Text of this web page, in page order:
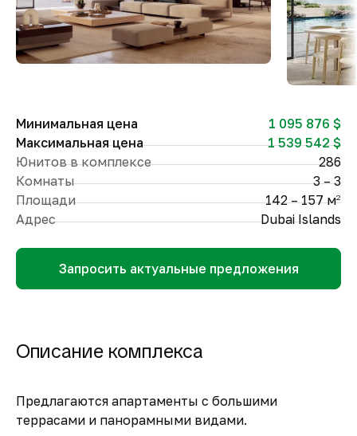
Минимальная цена
1 095 876 $
Максимальная цена
1 539 542 $
Юнитов в комплексе
286
Комнаты
3 – 3
Площади
142 – 157 м2
Адрес Dubai Islands
Запросить актуальные предложения
Описание комплекса
Предлагаются апартаменты с большими
террасами и панорамными видами.